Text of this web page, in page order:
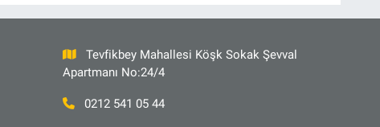
Tevfikbey Mahallesi Köşk Sokak Şevval
Apartmanı No:24/4
0212 541 05 44